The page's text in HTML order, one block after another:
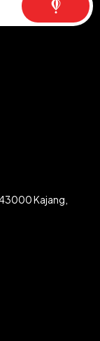
Kajang,